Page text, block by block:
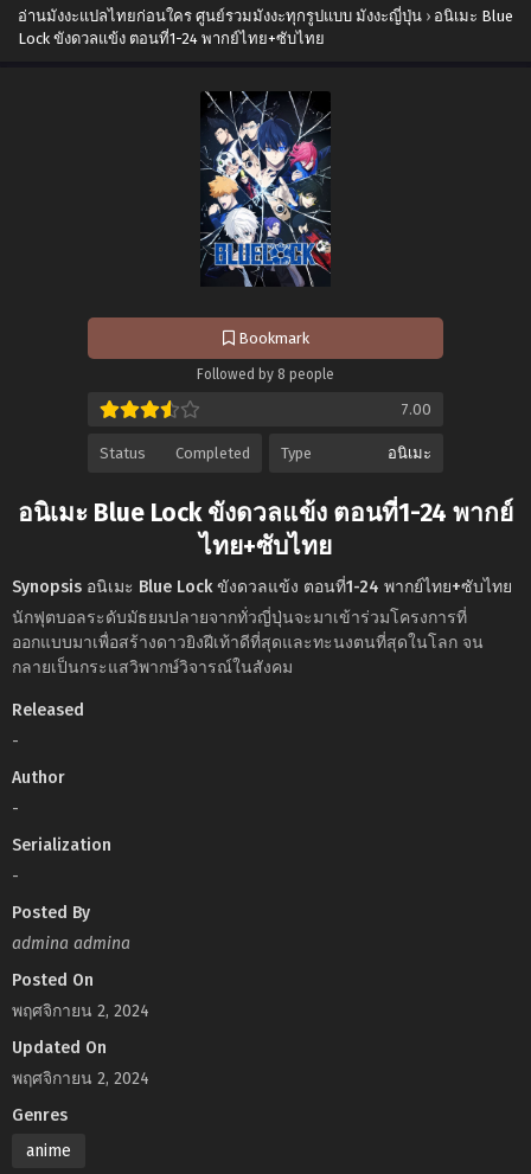
อ่านมังงะแปลไทยก่อนใคร ศูนย์รวมมังงะทุกรูปแบบ มังงะญี่ปุ่น › อนิเมะ Blue
Lock ขังดวลแข้ง ตอนที่1-24 พากย์ไทย+ซับไทย
Bookmark
Followed by 8 people
7.00
Status Completed Type อนิเมะ
อนิเมะ Blue Lock ขังดวลแข้ง ตอนที่1-24 พากย์
ไทย+ซับไทย
Synopsis อนิเมะ Blue Lock ขังดวลแข้ง ตอนที่1-24 พากย์ไทย+ซับไทย
นักฟุตบอลระดับมัธยมปลายจากทั่วญี่ปุ่นจะมาเข้าร่วมโครงการที่
ออกแบบมาเพื่อสร้างดาวยิงฝีเท้าดีที่สุดและทะนงตนที่สุดในโลก จน
กลายเป็นกระแสวิพากษ์วิจารณ์ในสังคม
Released
-
Author
-
Serialization
-
Posted By
admina admina
Posted On
พฤศจิกายน 2, 2024
Updated On
พฤศจิกายน 2, 2024
Genres
anime